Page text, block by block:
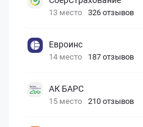
13 место 326 отзывов
Евроинс
14 место 187 отзывов
АК БАРС
15 место 210 отзывов